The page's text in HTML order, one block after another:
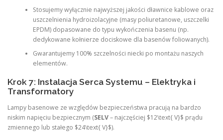
Stosujemy wyłącznie najwyższej jakości dławnice kablowe oraz
uszczelnienia hydroizolacyjne (masy poliuretanowe, uszczelki
EPDM) dopasowane do typu wykończenia basenu (np.
dedykowane kołnierze dociskowe dla basenów foliowanych).
Gwarantujemy 100% szczelności niecki po montażu naszych
elementów.
Krok 7: Instalacja Serca Systemu – Elektryka i
Transformatory
Lampy basenowe ze względów bezpieczeństwa pracują na bardzo
niskim napięciu bezpiecznym (SELV– najczęściej $12\text{ V}$ prądu
zmiennego lub stałego $24\text{ V}$).